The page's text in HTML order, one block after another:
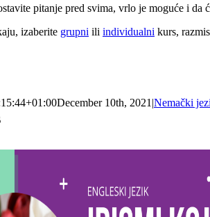
pitanje pred svima, vrlo je moguće i
izaberite grupni ili individualni kurs,
December 10th, 2021|Nemački